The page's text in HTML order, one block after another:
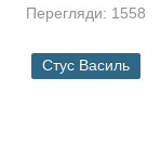
Перегляди: 1558
Стус Василь